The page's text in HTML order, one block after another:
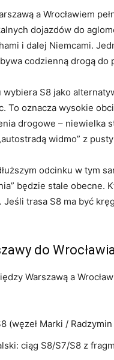
a Wrocławiem
dojazdów do
i dalej Niemcami.
codzienną drogą
S8 jako
To oznacza wysokie
drogowe – niewielka
widmo” z
odcinku w tym
będzie stale
trasa S8 ma być
do
Warszawą a
(węzeł Marki /
ciąg S8/S7/S8 z